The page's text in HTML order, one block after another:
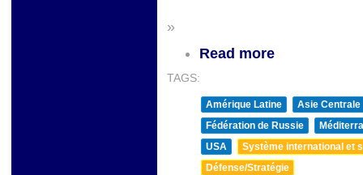
»
Read more
TAGS:
Amérique Latine
Asie Centrale
Fédération de Russie
USA
Système international et
Défense/Stratégie